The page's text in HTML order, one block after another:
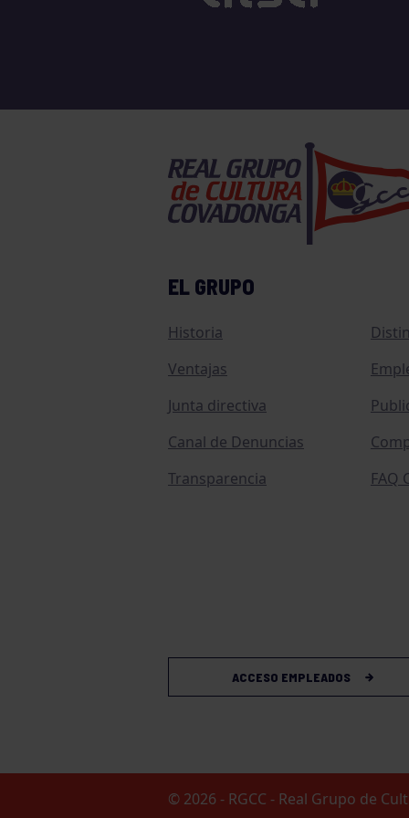
EL GRUPO
Historia
Ventajas
Junta directiva
Canal de Denuncias
Transparencia
FAQ
ACCESO EMPLEADOS
© 2026 - RGCC - Real Grupo de